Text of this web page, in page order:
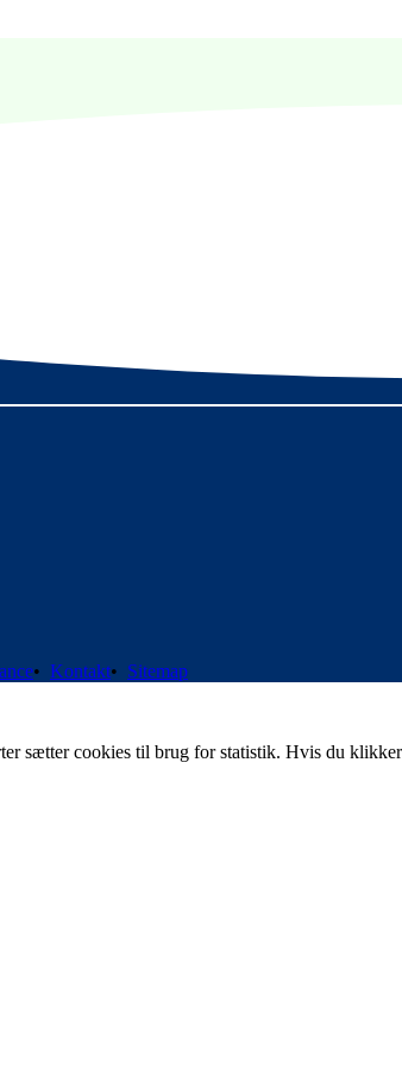
• Kontakt• Sitemap
sætter cookies til brug for statistik. Hvis du